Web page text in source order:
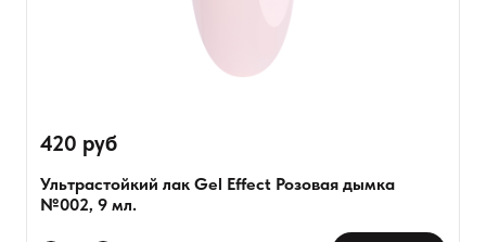
420 руб
Ультрастойкий лак Gel Effect Розовая дымка
№002, 9 мл.